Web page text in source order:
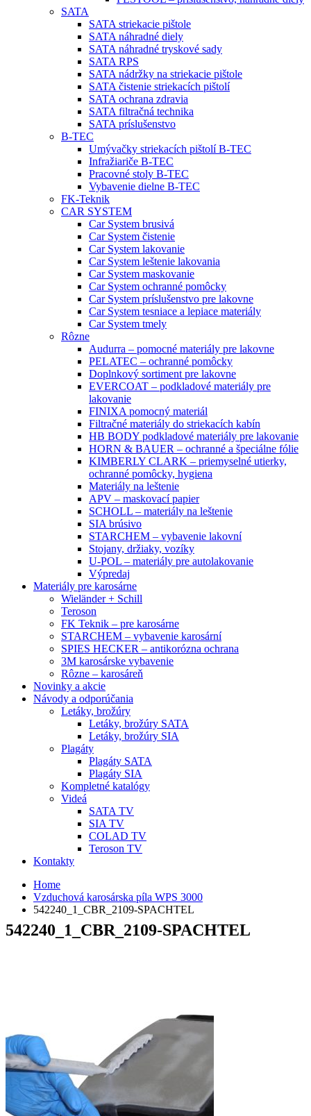
SATA
SATA striekacie pištole
SATA náhradné diely
SATA náhradné tryskové sady
SATA RPS
SATA nádržky na striekacie pištole
SATA čistenie striekacích pištolí
SATA ochrana zdravia
SATA filtračná technika
SATA príslušenstvo
B-TEC
Umývačky striekacích pištolí B-TEC
Infražiariče B-TEC
Pracovné stoly B-TEC
Vybavenie dielne B-TEC
FK-Teknik
CAR SYSTEM
Car System brusivá
Car System čistenie
Car System lakovanie
Car System leštenie lakovania
Car System maskovanie
Car System ochranné pomôcky
Car System príslušenstvo pre lakovne
Car System tesniace a lepiace materiály
Car System tmely
Rôzne
Audurra – pomocné materiály pre lakovne
PELATEC – ochranné pomôcky
Doplnkový sortiment pre lakovne
EVERCOAT – podkladové materiály pre
lakovanie
FINIXA pomocný materiál
Filtračné materiály do striekacích kabín
HB BODY podkladové materiály pre lakovanie
HORN & BAUER – ochranné a špeciálne fólie
KIMBERLY CLARK – priemyselné utierky,
ochranné pomôcky, hygiena
Materiály na leštenie
APV – maskovací papier
SCHOLL – materiály na leštenie
SIA brúsivo
STARCHEM – vybavenie lakovní
Stojany, držiaky, vozíky
U-POL – materiály pre autolakovanie
Výpredaj
Materiály pre karosárne
Wieländer + Schill
Teroson
FK Teknik – pre karosárne
STARCHEM – vybavenie karosární
SPIES HECKER – antikorózna ochrana
3M karosárske vybavenie
Rôzne – karosáreň
Novinky a akcie
Návody a odporúčania
Letáky, brožúry
Letáky, brožúry SATA
Letáky, brožúry SIA
Plagáty
Plagáty SATA
Plagáty SIA
Kompletné katalógy
Videá
SATA TV
SIA TV
COLAD TV
Teroson TV
Kontakty
Home
Vzduchová karosárska píla WPS 3000
542240_1_CBR_2109-SPACHTEL
542240_1_CBR_2109-SPACHTEL